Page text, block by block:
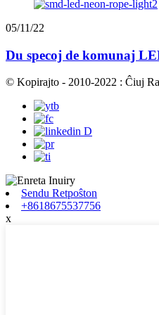
05/11/22
Du specoj de komunaj
© Kopirajto - 2010-2022 : Ĉiuj
Sendu Retpoŝton
+8618675537756
x